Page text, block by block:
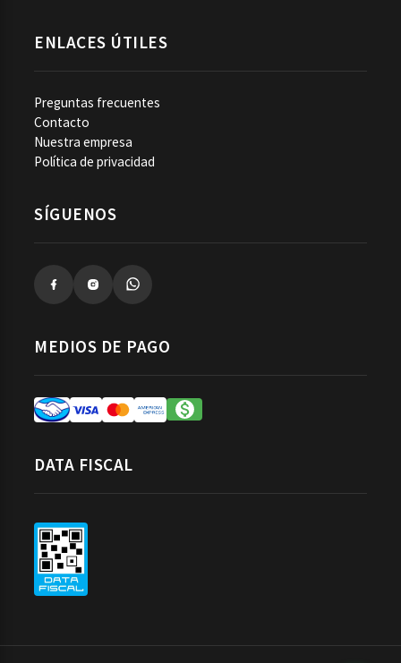
ENLACES ÚTILES
Preguntas frecuentes
Contacto
Nuestra empresa
Política de privacidad
SÍGUENOS
MEDIOS DE PAGO
DATA FISCAL